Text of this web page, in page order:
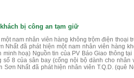
bị công an tạm giữ
nam nhân viên hàng không trộm điện thoại
Nhất đã phát hiện một nam nhân viên hàng
hoạ) Nguồn tin của PV Báo Giao thông tại
8 của sân bay (cổng nội bộ dành cho nhân
Nhất đã phát hiện nhân viên T.Q.D. (quê